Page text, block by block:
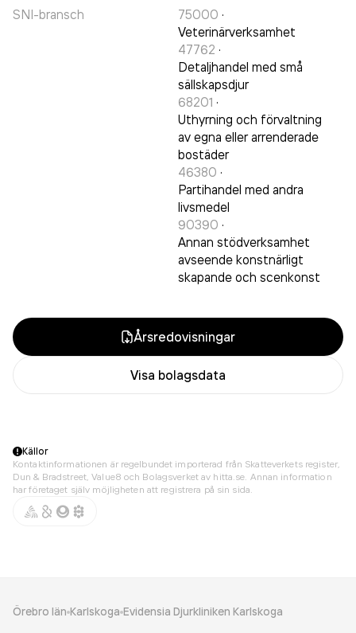
SNI-bransch 75000 ·
Veterinärverksamhet
47762 ·
Detaljhandel med små
sällskapsdjur
68201 ·
Uthyrning och förvaltning
av egna eller arrenderade
bostäder
46380 ·
Partihandel med andra
livsmedel
90390 ·
Annan stödverksamhet
avseende konstnärligt
skapande och scenkonst
Årsredovisningar
Visa bolagsdata
Källor
Kontaktinformationen är regelbundet importerad från Skatteverkets register,
Dun & Bradstreet, Value8 och Bolagsverket av hitta.se. Annan information
har företaget själv möjligheten att registrera på sin sida.
Örebro län Karlskoga Evidensia Djurkliniken Karlskoga